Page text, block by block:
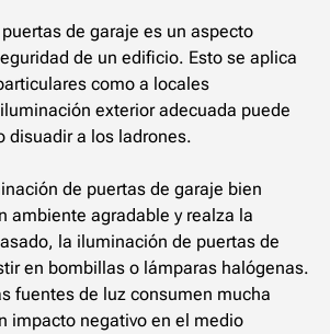
de garaje es un aspecto
de un edificio. Esto se aplica
como a locales
exterior adecuada puede
disuadir a los ladrones.
de puertas de garaje bien
ambiente agradable y realza la
la iluminación de puertas de
en bombillas o lámparas halógenas.
fuentes de luz consumen mucha
impacto negativo en el medio